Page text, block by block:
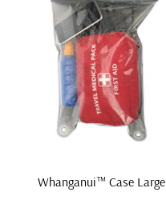
Whanganui™ Case Large